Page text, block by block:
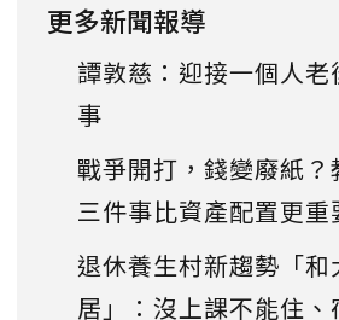
更多新聞報導
譚敦慈：迎接一個人
事
戰爭開打，錢變廢紙？
三件事比資產配置更重
退休養生村新趨勢「和
居」：沒上課不能住